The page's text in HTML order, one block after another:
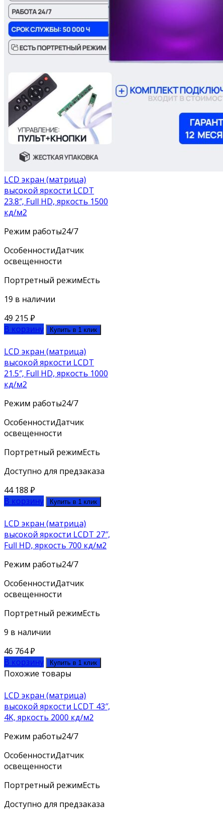
LCD экран (матрица)
высокой яркости LCDT
23.8″, Full HD, яркость 1500
кд/м2
Режим работы24/7
ОсобенностиДатчик
освещенности
Портретный режимЕсть
19 в наличии
49 215 ₽
В корзину
Купить в 1 клик
LCD экран (матрица)
высокой яркости LCDT
21.5″, Full HD, яркость 1000
кд/м2
Режим работы24/7
ОсобенностиДатчик
освещенности
Портретный режимЕсть
Доступно для предзаказа
44 188 ₽
В корзину
Купить в 1 клик
LCD экран (матрица)
высокой яркости LCDT 27″,
Full HD, яркость 700 кд/м2
Режим работы24/7
ОсобенностиДатчик
освещенности
Портретный режимЕсть
9 в наличии
46 764₽
В корзину
Купить в 1 клик
Похожие товары
LCD экран (матрица)
высокой яркости LCDT 43″,
4K, яркость 2000 кд/м2
Режим работы24/7
ОсобенностиДатчик
освещенности
Портретный режимЕсть
Доступно для предзаказа